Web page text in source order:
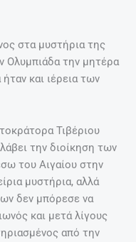
στα μυστήρια της
Ολυμπιάδα την μητέρα
και ιέρεια των
Τιβέριου
την διοίκηση των
του Αιγαίου στην
μυστήρια, αλλά
δεν μπόρεσε να
και μετά λίγους
από την